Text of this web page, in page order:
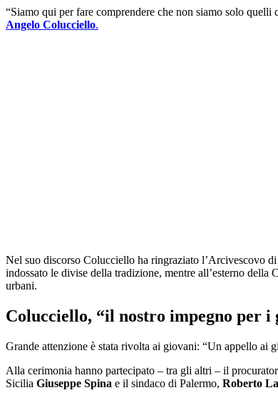
“Siamo qui per fare comprendere che non siamo solo
Angelo Colucciello.
Nel suo discorso Colucciello ha ringraziato l’Arcivescovo
indossato le divise della tradizione, mentre all’esterno
urbani.
Colucciello, “il nostro impegno per i
Grande attenzione è stata rivolta ai giovani: “Un appello ai
Alla cerimonia hanno partecipato – tra gli altri – il
Sicilia Giuseppe Spina e il sindaco di Palermo, Roberto